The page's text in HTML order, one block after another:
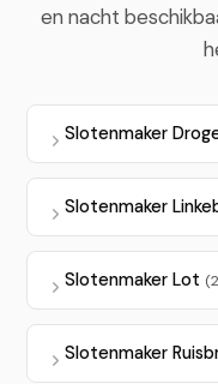
en nacht
Slotenmaker
Slotenmaker
Slotenmaker Lot
Slotenmaker